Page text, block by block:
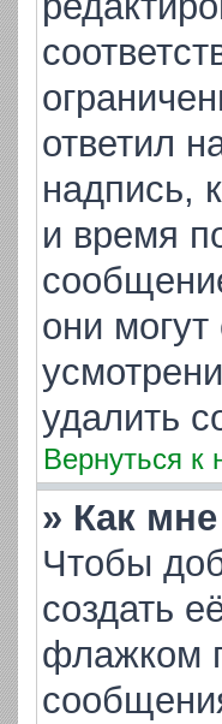
ответил
надпись,
и время
они
удалить
Вернуться к
» Как
Чтобы
создать
флажком